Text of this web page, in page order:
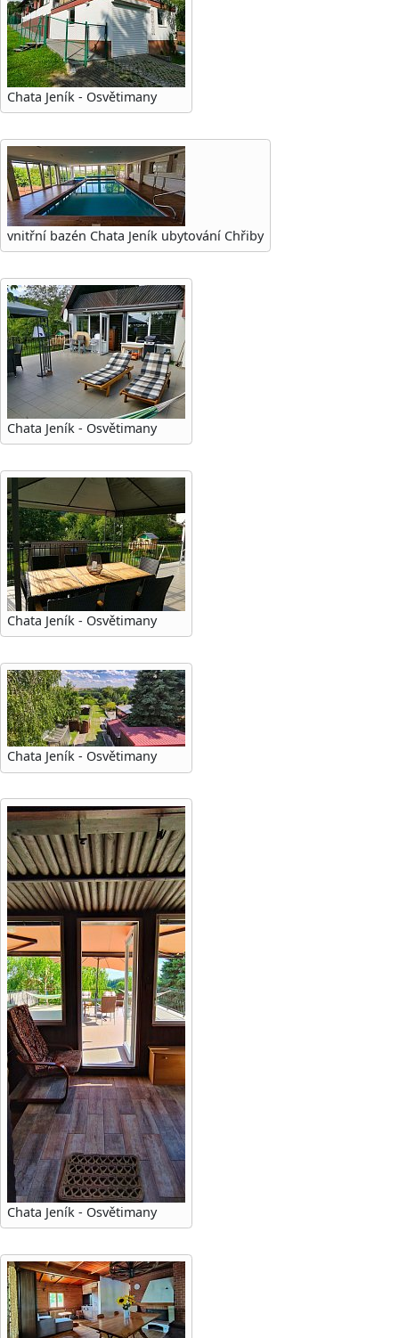
Chata Jeník - Osvětimany
vnitřní bazén Chata Jeník ubytování Chřiby
Chata Jeník - Osvětimany
Chata Jeník - Osvětimany
Chata Jeník - Osvětimany
Chata Jeník - Osvětimany